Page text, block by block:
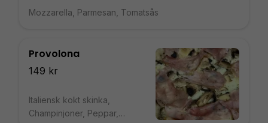
Mozzarella, Parmesan, Tomatsås
Provolona
149 kr
Italiensk kokt skinka,
Champinjoner, Peppar,